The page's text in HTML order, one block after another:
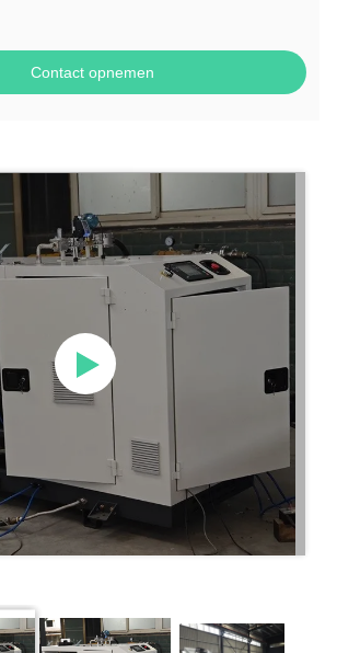
Contact opnemen